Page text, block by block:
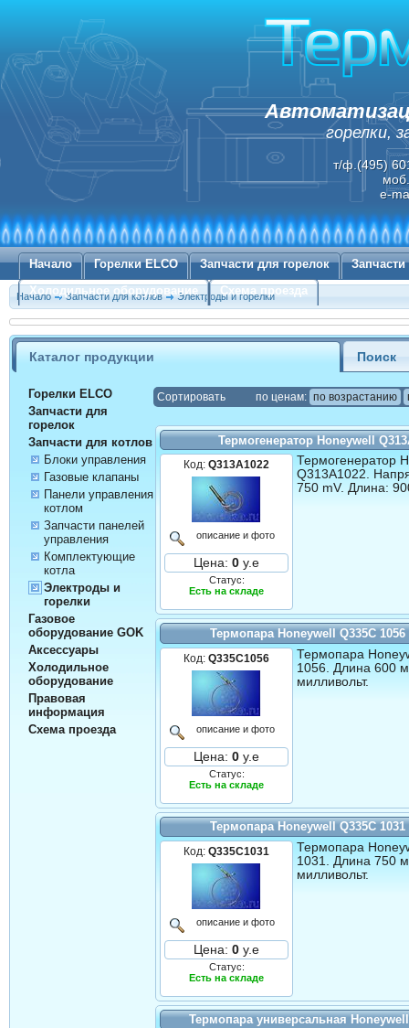
горелки,
т/ф.(495)
e-
Начало Горелки ELCO Запчасти для горелок
Холодильное оборудование
Схема проезда
Начало Запчасти для котлов Электроды и горелки
Каталог продукции Поиск
Горелки ELCO
Запчасти для
горелок
Запчасти для котлов
Блоки управления
Газовые клапаны
Панели управления
котлом
Запчасти панелей
управления
Комплектующие
котла
Электроды и
горелки
Газовое
оборудование GOK
Аксессуары
Холодильное
оборудование
Правовая
информация
Схема проезда
Cортировать по ценам: по возрастанию
Термогенератор Honeywell
Код:Q313A1022
описание и фото
Цена: 0 у.е
Статус:
Есть на складе
Термогенератор
Q313A1022.
750 mV. Длина:
Термопара Honeywell Q335C
Код:Q335C1056
описание и фото
Цена: 0 у.е
Статус:
Есть на складе
Термопара
1056. Длина 600
милливольт.
Термопара Honeywell Q335C
Код:Q335C1031
описание и фото
Цена: 0 у.е
Статус:
Есть на складе
Термопара
1031. Длина 750
милливольт.
Термопара универсальная